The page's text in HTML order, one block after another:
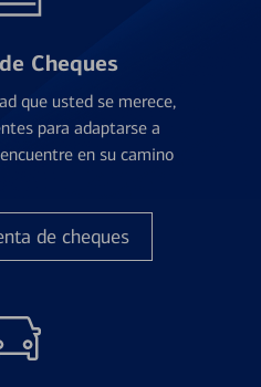
Cheques
que usted se merece,
para adaptarse a
en su camino
de cheques